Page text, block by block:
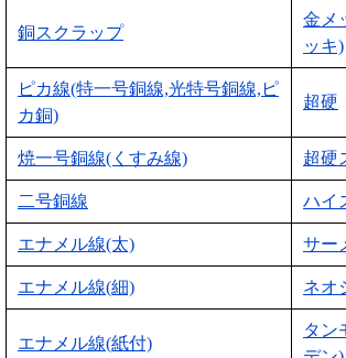
銅スクラップ
金メ
ッキ)
ピカ線(特一号銅線,光特号銅線,ピ
カ銅)
超硬
焼一号銅線(くすみ線) 超硬
二号銅線 ハイ
エナメル線(太) サー
エナメル線(細) ネオ
エナメル線(紙付)
タン